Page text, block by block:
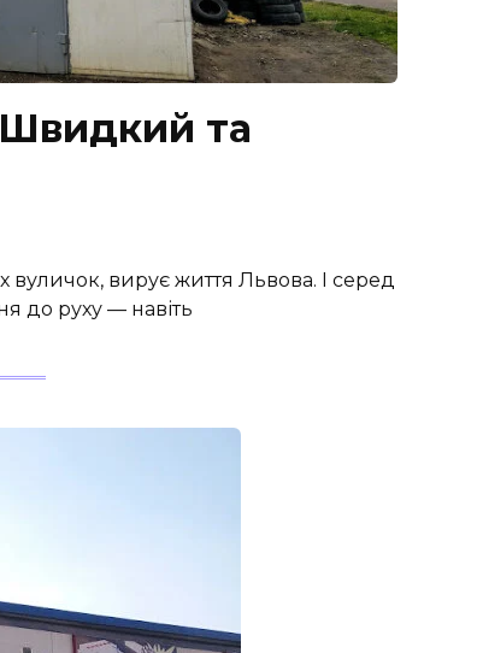
та
вуличок, вирує життя Львова. І серед
до руху — навіть